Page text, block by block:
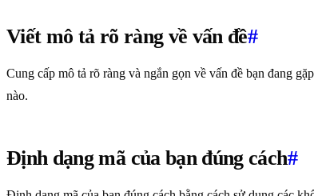
Viết mô tả rõ ràng về vấn đề#
Cung cấp mô tả rõ ràng và ngắn gọn về vấn đề bạn đang
nào.
Định dạng mã của bạn đúng cách#